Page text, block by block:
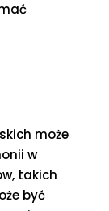
może
w
takich
być